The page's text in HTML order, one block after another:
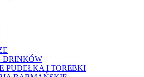
DRINKÓW
PUDEŁKA I TOREBKI